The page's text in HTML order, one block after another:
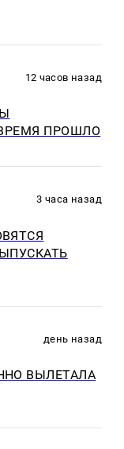
12 часов назад
ПРОШЛО
3 часа назад
день назад
ВЫЛЕТАЛА